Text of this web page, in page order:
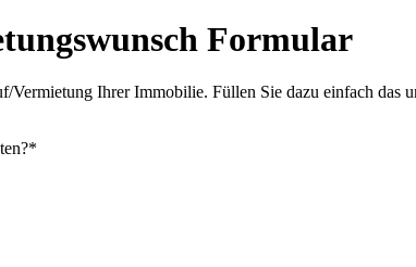
Formular
Vermietung Ihrer Immobilie. Füllen Sie dazu einfach das
*